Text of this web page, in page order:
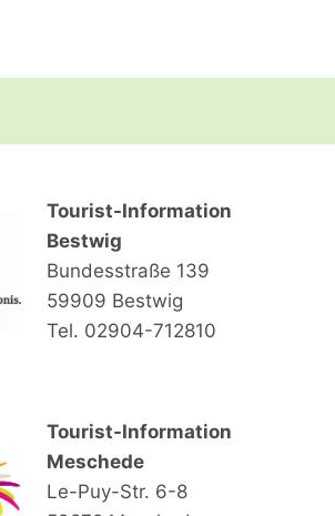
Tourist-Information
Bestwig
Bundesstraße 139
59909 Bestwig
Tel. 02904-712810
Tourist-Information
Meschede
Le-Puy-Str. 6-8